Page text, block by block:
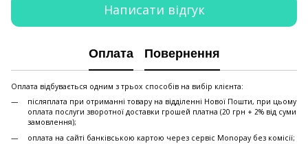
Написати відгук
Оплата Повернення
Оплата відбувається одним з трьох способів на вибір клієнта:
післяплата при отриманні товару на відділенні Нової Пошти, при цьому
оплата послуги зворотної доставки грошей платна (20 грн + 2% від суми
замовлення);
оплата на сайті банківською картою через сервіс Monopay без комісії;